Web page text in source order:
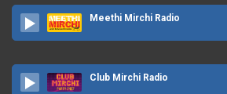
Meethi Mirchi Radio
Club Mirchi Radio